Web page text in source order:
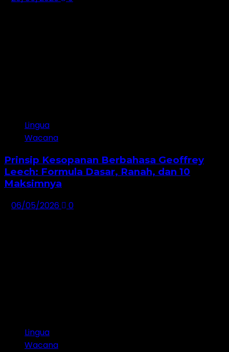
Lingua
Wacana
Prinsip Kesopanan Berbahasa Geoffrey
Leech: Formula Dasar, Ranah, dan 10
Maksimnya
06/05/2026
0
Lingua
Wacana